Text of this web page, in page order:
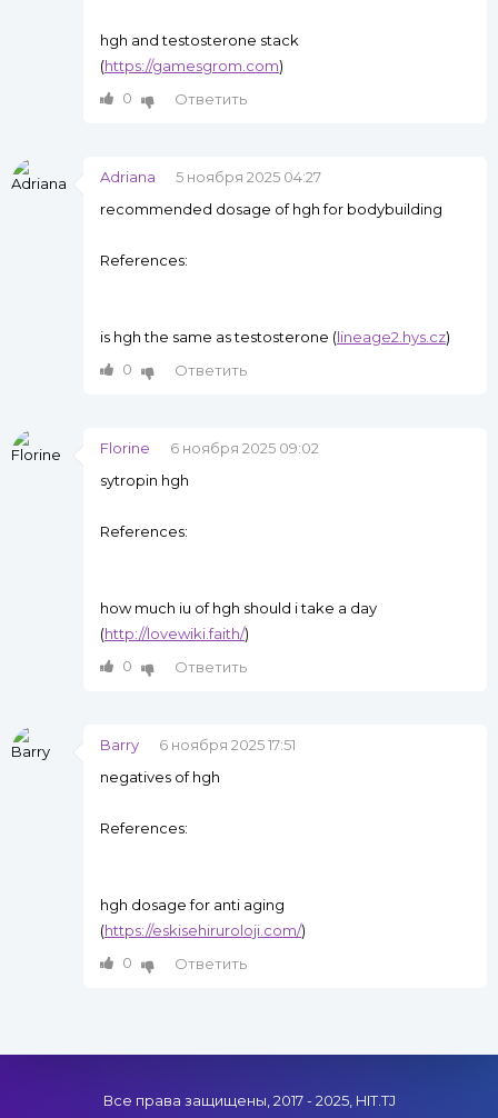
hgh and testosterone stack
(https://gamesgrom.com)
0
Ответить
Adriana
5 ноября 2025 04:27
recommended dosage of hgh for bodybuilding
References:
is hgh the same as testosterone (lineage2.hys.cz)
0
Ответить
Florine
6 ноября 2025 09:02
sytropin hgh
References:
how much iu of hgh should i take a day
(http://lovewiki.faith/)
0
Ответить
Barry
6 ноября 2025 17:51
negatives of hgh
References:
hgh dosage for anti aging
(https://eskisehiruroloji.com/)
0
Ответить
Все права защищены, 2017 - 2025, HIT.TJ